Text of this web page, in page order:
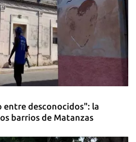
entre desconocidos": la
barrios de Matanzas